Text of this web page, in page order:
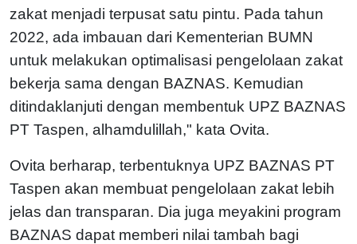
zakat menjadi terpusat satu pintu. Pada tahun
2022, ada imbauan dari Kementerian BUMN
untuk melakukan optimalisasi pengelolaan zakat
bekerja sama dengan BAZNAS. Kemudian
ditindaklanjuti dengan membentuk UPZ BAZNAS
PT Taspen, alhamdulillah," kata Ovita.
Ovita berharap, terbentuknya UPZ BAZNAS PT
Taspen akan membuat pengelolaan zakat lebih
jelas dan transparan. Dia juga meyakini program
BAZNAS dapat memberi nilai tambah bagi